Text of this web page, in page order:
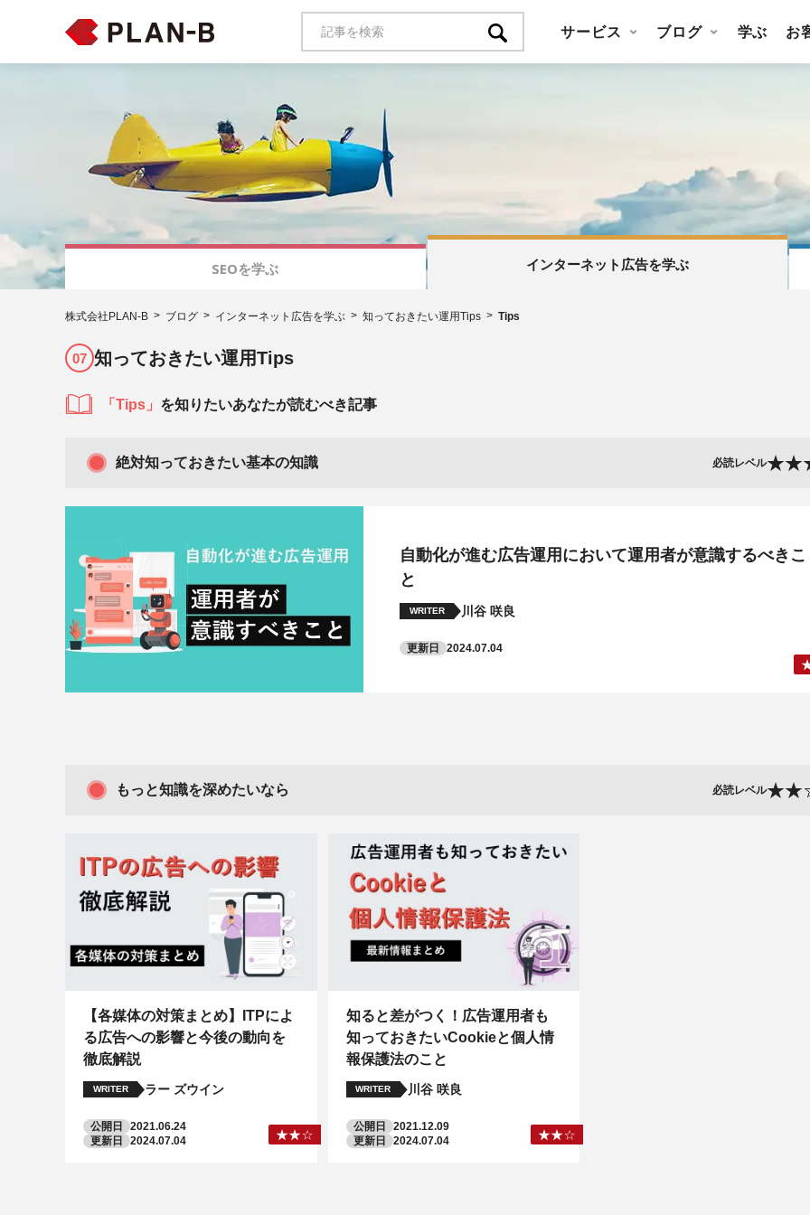
サービス ブログ 学ぶ お
SEOを学ぶ インターネット広告を学ぶ
株式会社PLAN-B ブログ インターネット広告を学ぶ 知っておきたい運用Tips Tips
07 知っておきたい運用Tips
「Tips」 を知りたいあなたが読むべき記事
絶対知っておきたい基本の知識 必読レベル
自動化が進む広告運用において運用者が意識するべきこ
と
WRITER 川谷 咲良
更新日 2024.07.04
もっと知識を深めたいなら 必読レベル
【各媒体の対策まとめ】ITPによ
る広告への影響と今後の動向を
徹底解説
WRITER ラー ズウイン
公開日
2021.06.24
更新日
2024.07.04
知ると差がつく！広告運用者も
知っておきたいCookieと個人情
報保護法のこと
WRITER 川谷 咲良
公開日
2021.12.09
更新日
2024.07.04